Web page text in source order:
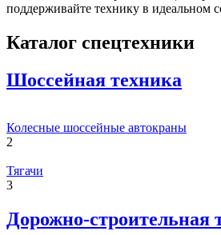
поддерживайте технику в идеальном
Каталог спецтехники
Шоссейная техника
Колесные шоссейные автокраны
2
Тягачи
3
Дорожно-строительная